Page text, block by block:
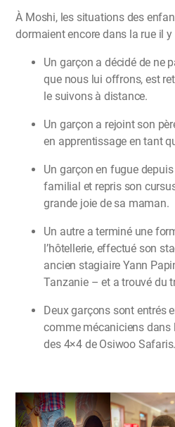
À Moshi, les situations des
dormaient encore dans la rue il
Un garçon a décidé de ne
que nous lui offrons, est
le suivons à distance.
Un garçon a rejoint son
en apprentissage en tant
Un garçon en fugue
familial et repris son
grande joie de sa maman.
Un autre a terminé une
l’hôtellerie, effectué son
ancien stagiaire Yann
Tanzanie – et a trouvé du
Deux garçons sont entrés
comme mécaniciens dans
des 4×4 de Osiwoo Safaris.